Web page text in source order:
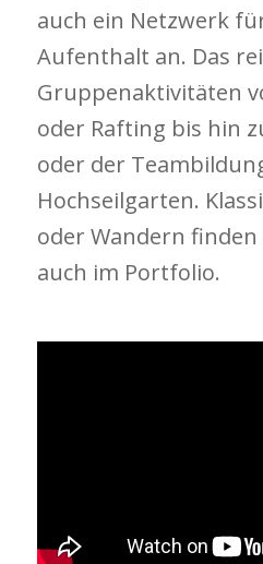
auch ein Netzwerk
Aufenthalt an. Das
Gruppenaktivitäten
oder Rafting bis hin
oder der
Hochseilgarten.
oder Wandern
auch im Portfolio.